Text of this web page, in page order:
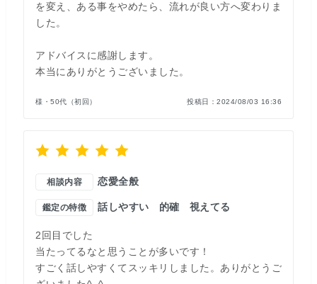
を変え、ある事をやめたら、流れが良い方へ変わりま
した。
アドバイスに感謝します。
本当にありがとうございました。
様・50代（初回） 投稿日： 2024/08/03 16:36
相談内容 恋愛全般
鑑定の特徴 話しやすい 的確 視えてる
2回目でした
当たってるなと思うことが多いです！
すごく話しやすくてスッキリしました。ありがとうご